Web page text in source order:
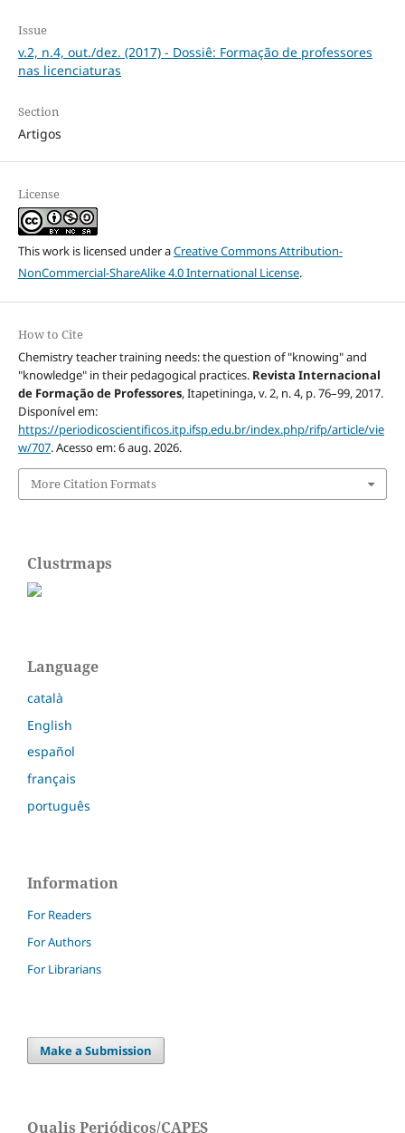
Issue
v.2, n.4, out./dez. (2017) - Dossiê: Formação de professores
nas licenciaturas
Section
Artigos
License
This work is licensed under aCreative Commons Attribution-
NonCommercial-ShareAlike 4.0 International License.
How to Cite
Chemistry teacher training needs: the question of "knowing" and
"knowledge" in their pedagogical practices. Revista Internacional
de Formação de Professores, Itapetininga, v. 2, n. 4, p. 76–99, 2017.
Disponível em:
https://periodicoscientificos.itp.ifsp.edu.br/index.php/rifp/article/vie
w/707. Acesso em: 6 aug. 2026.
More Citation Formats
Clustrmaps
Language
català
English
español
français
português
Information
For Readers
For Authors
For Librarians
Make a Submission
Qualis Periódicos/CAPES